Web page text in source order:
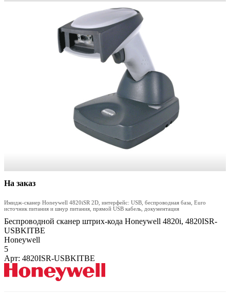
На заказ
Имидж-сканер Honeywell 4820iSR 2D, интерфейс: USB, беспроводная база, Euro
источник питания и шнур питания, прямой USB кабель, документация
Беспроводной сканер штрих-кода Honeywell 4820i, 4820ISR-
USBKITBE
Honeywell
5
Арт: 4820ISR-USBKITBE